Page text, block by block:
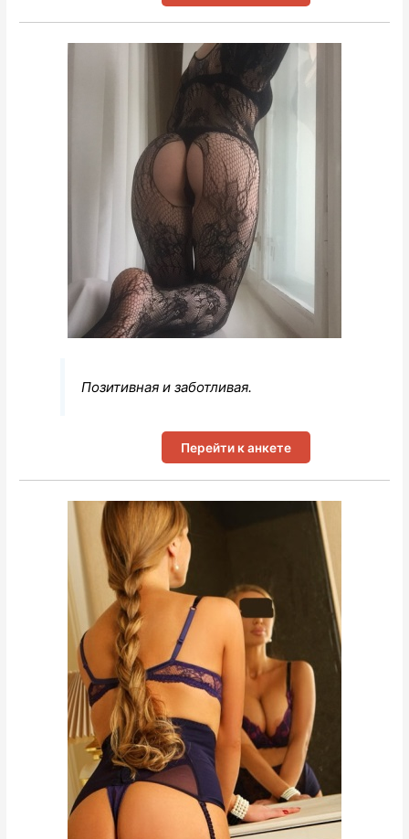
Позитивная и заботливая.
Перейти к анкете